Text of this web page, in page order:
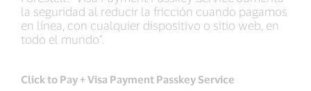
la seguridad al reducir la fricción cuando pagamos
en línea, con cualquier dispositivo o sitio web, en
todo el mundo”.
Click to Pay + Visa Payment Passkey Service